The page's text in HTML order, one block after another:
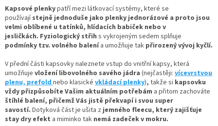
Kapsové plenkypatří mezi látkovací systémy, které se
používajístejně jednoduše jako plenky jednorázové a proto jsou
velmi oblíbené u tatínků, hlídacích babiček nebo v
jesličkách. Fyziologický střih s vykrojeným sedem splňuje
podmínky tzv. volného balenía umožňuje tak přirozený vývoj kyčlí.
Vpřední části kapsovky naleznete vstup do vnitřní kapsy, která
umožňuje vloženílibovolného savého jádra (nejčastěji: vícevrstvou
plenu,prefoldnebo klasické vkládací plenky), takže si kapsovku
vždy přizpůsobíte Vašim aktuálním potřebám a přitom zachováte
štíhlé balení, přičemž Vás jistě překvapí i svou super
savostí. Dotyková část je ušita zjemného fleecu, který zajišťuje
stay dry efekt a miminko tak nemá zadeček v mokru.